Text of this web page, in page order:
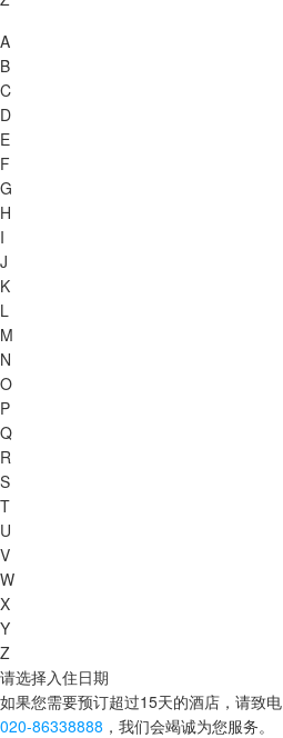
A
B
C
D
E
F
G
H
I
J
K
L
M
N
O
P
Q
R
S
T
U
V
W
X
Y
Z
请选择入住日期
如果您需要预订超过15天的酒店，请致电
020-86338888 ，我们会竭诚为您服务。